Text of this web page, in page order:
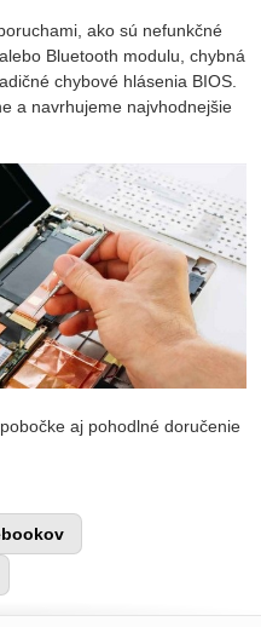
ako sú nefunkčné
Bluetooth modulu, chybná
chybové hlásenia BIOS.
a navrhujeme najvhodnejšie
aj pohodlné doručenie